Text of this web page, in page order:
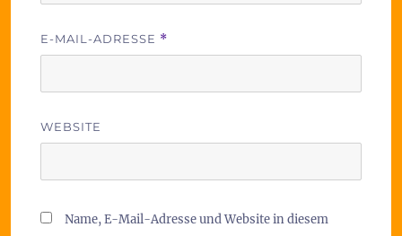
E-MAIL-ADRESSE *
WEBSITE
Name, E-Mail-Adresse und Website in diesem